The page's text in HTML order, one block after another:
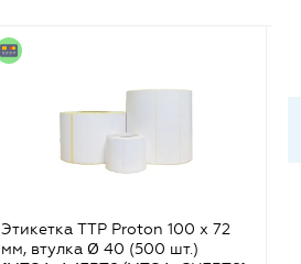
Этикетка TTP Proton 100 x 72
мм, втулка Ø 40 (500 шт.)